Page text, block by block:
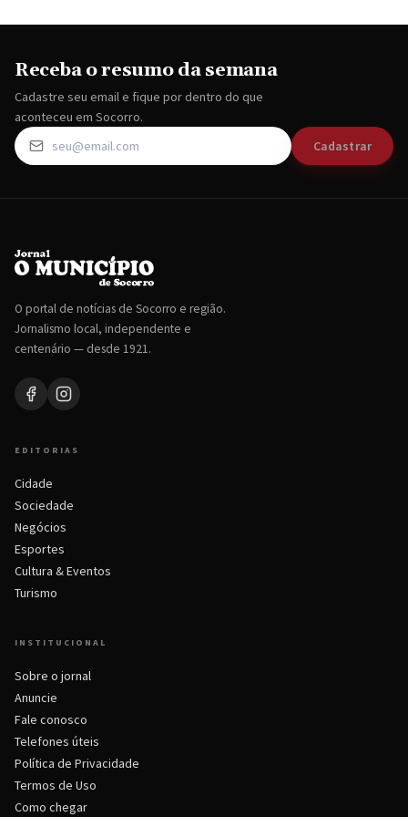
Receba o resumo da semana
Cadastre seu email e fique por dentro do que
aconteceu em Socorro.
Cadastrar
O portal de notícias de Socorro e região.
Jornalismo local, independente e
centenário — desde 1921.
EDITORIAS
Cidade
Sociedade
Negócios
Esportes
Cultura & Eventos
Turismo
INSTITUCIONAL
Sobre o jornal
Anuncie
Fale conosco
Telefones úteis
Política de Privacidade
Termos de Uso
Como chegar